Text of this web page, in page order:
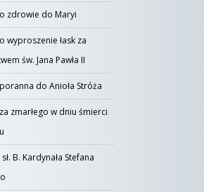
zdrowie do Maryi
wyproszenie łask za
św. Jana Pawła II
do Anioła Stróża
zmarłego w dniu śmierci
B. Kardynała Stefana